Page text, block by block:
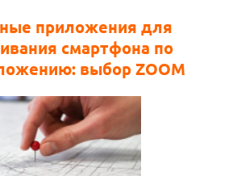
приложения для
смартфона по
выбор ZOOM